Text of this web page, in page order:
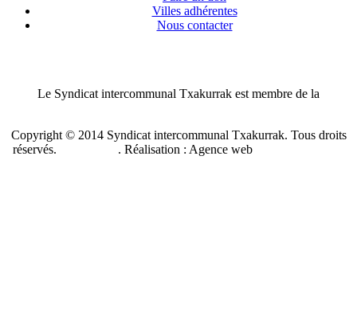
Villes adhérentes
Nous contacter
Le Syndicat intercommunal Txakurrak est membre de la
Copyright © 2014 Syndicat intercommunal Txakurrak. Tous droits
réservés.
. Réalisation : Agence web